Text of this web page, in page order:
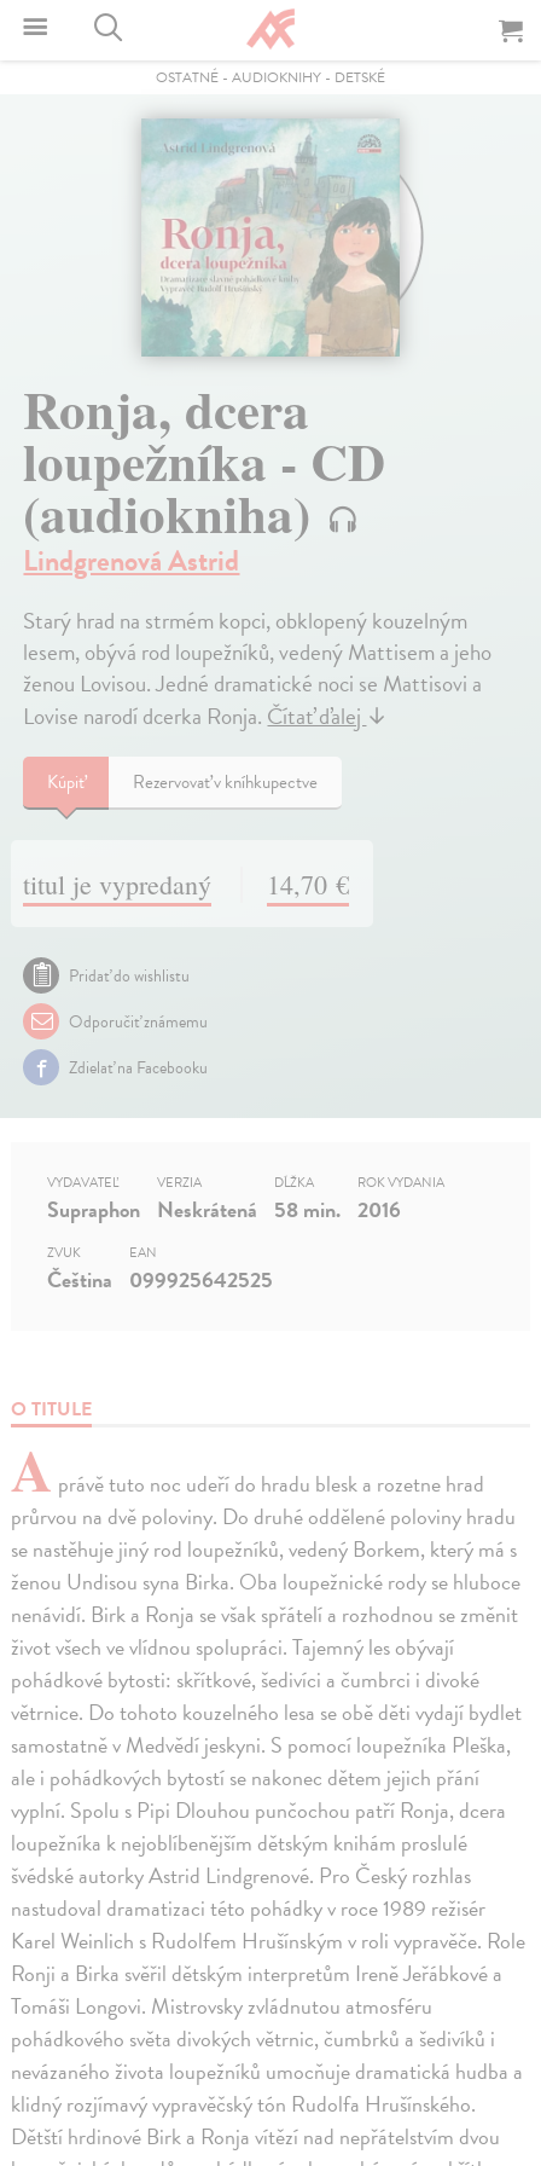
OSTATNÉ - AUDIOKNIHY - DETSKÉ
Ronja, dcera
loupežníka - CD
(audiokniha)
Lindgrenová Astrid
Starý hrad na strmém kopci, obklopený kouzelným
lesem, obývá rod loupežníků, vedený Mattisem a jeho
ženou Lovisou. Jedné dramatické noci se Mattisovi a
Lovise narodí dcerka Ronja.Čítať ďalej↓
Kúpiť Rezervovať v kníhkupectve
titul je vypredaný 14,70 €
Pridať do wishlistu
Odporučiť známemu
Zdielať na Facebooku
O TITULE
A právě tuto noc udeří do hradu blesk a rozetne hrad
průrvou na dvě poloviny. Do druhé oddělené poloviny hradu
se nastěhuje jiný rod loupežníků, vedený Borkem, který má s
ženou Undisou syna Birka. Oba loupežnické rody se hluboce
nenávidí. Birk a Ronja se však spřátelí a rozhodnou se změnit
život všech ve vlídnou spolupráci. Tajemný les obývají
pohádkové bytosti: skřítkové, šedivíci a čumbrci i divoké
větrnice. Do tohoto kouzelného lesa se obě děti vydají bydlet
samostatně v Medvědí jeskyni. S pomocí loupežníka Pleška,
ale i pohádkových bytostí se nakonec dětem jejich přání
vyplní. Spolu s Pipi Dlouhou punčochou patří Ronja, dcera
loupežníka k nejoblíbenějším dětským knihám proslulé
švédské autorky Astrid Lindgrenové. Pro Český rozhlas
nastudoval dramatizaci této pohádky v roce 1989 režisér
Karel Weinlich s Rudolfem Hrušínským v roli vypravěče. Role
Ronji a Birka svěřil dětským interpretům Ireně Jeřábkové a
Tomáši Longovi. Mistrovsky zvládnutou atmosféru
pohádkového světa divokých větrnic, čumbrků a šedivíků i
nevázaného života loupežníků umocňuje dramatická hudba a
klidný rozjímavý vypravěčský tón Rudolfa Hrušínského.
Dětští hrdinové Birk a Ronja vítězí nad nepřátelstvím dvou
VYDAVATEĽ
Supraphon
VERZIA
Neskrátená
DĹŽKA
58 min.
ROK VYDANIA
2016
ZVUK
Čeština
EAN
099925642525